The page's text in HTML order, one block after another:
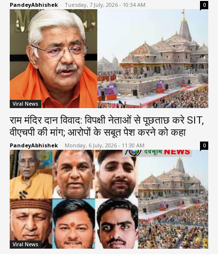
PandeyAbhishek - Tuesday, 7 July, 2026 - 10:34 AM 0
Viral News
राम मंदिर दान विवाद: विपक्षी नेताओं से पूछताछ करे SIT,
वीएचपी की मांग; आरोपों के सबूत पेश करने को कहा
PandeyAbhishek - Monday, 6 July, 2026 - 11:30 AM 0
Viral News